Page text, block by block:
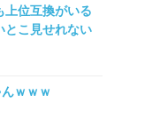
上位互換がいる
とこ見せれない
ｗｗｗ